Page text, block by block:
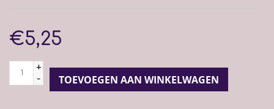
€5,25
+
-
TOEVOEGEN AAN WINKELWAGEN